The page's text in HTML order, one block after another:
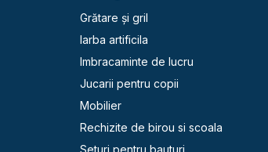
Grătare și gril
Iarba artificila
Imbracaminte de lucru
Jucarii pentru copii
Mobilier
Rechizite de birou si scoala
Seturi pentru bauturi